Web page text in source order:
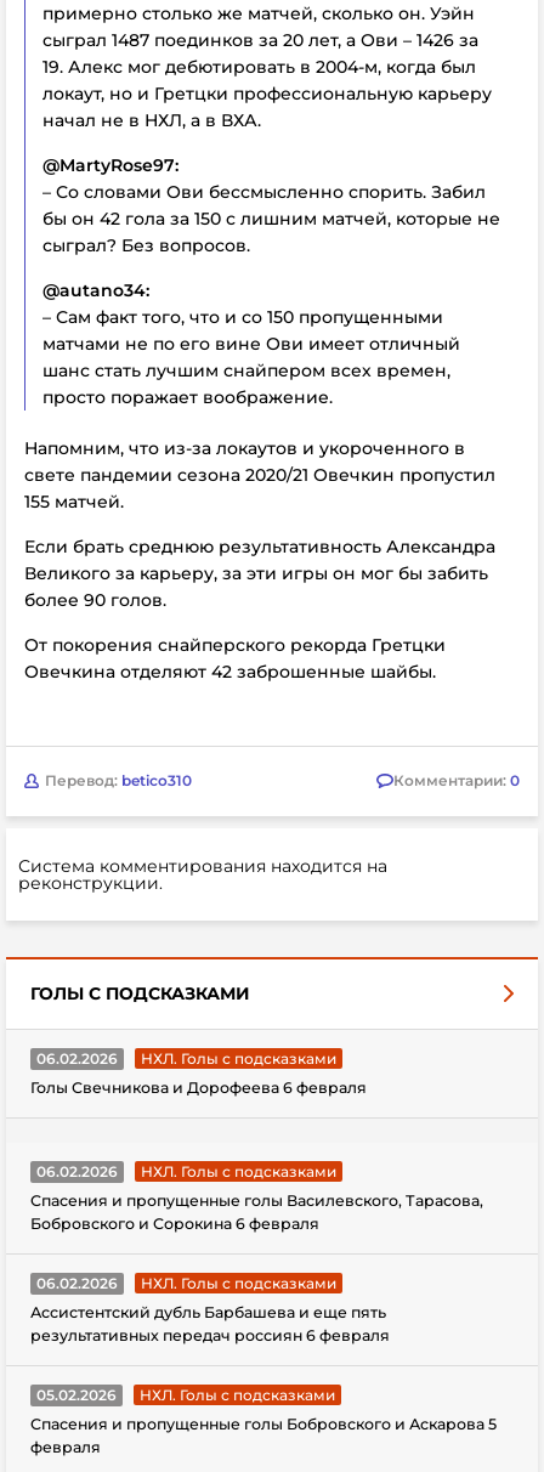
примерно столько же матчей, сколько он. Уэйн
сыграл 1487 поединков за 20 лет, а Ови – 1426 за
19. Алекс мог дебютировать в 2004-м, когда был
локаут, но и Гретцки профессиональную карьеру
начал не в НХЛ, а в ВХА.
@MartyRose97:
– Со словами Ови бессмысленно спорить. Забил
бы он 42 гола за 150 с лишним матчей, которые не
сыграл? Без вопросов.
@autano34:
– Сам факт того, что и со 150 пропущенными
матчами не по его вине Ови имеет отличный
шанс стать лучшим снайпером всех времен,
просто поражает воображение.
Напомним, что из-за локаутов и укороченного в
свете пандемии сезона 2020/21 Овечкин пропустил
155 матчей.
Если брать среднюю результативность Александра
Великого за карьеру, за эти игры он мог бы забить
более 90 голов.
От покорения снайперского рекорда Гретцки
Овечкина отделяют 42 заброшенные шайбы.
Перевод: betico310 Комментарии: 0
Система комментирования находится на
реконструкции.
ГОЛЫ С ПОДСКАЗКАМИ
06.02.2026
НХЛ. Голы с подсказками
Голы Свечникова и Дорофеева 6 февраля
06.02.2026
НХЛ. Голы с подсказками
Спасения и пропущенные голы Василевского, Тарасова,
Бобровского и Сорокина 6 февраля
06.02.2026
НХЛ. Голы с подсказками
Ассистентский дубль Барбашева и еще пять
результативных передач россиян 6 февраля
05.02.2026
НХЛ. Голы с подсказками
Спасения и пропущенные голы Бобровского и Аскарова 5
февраля